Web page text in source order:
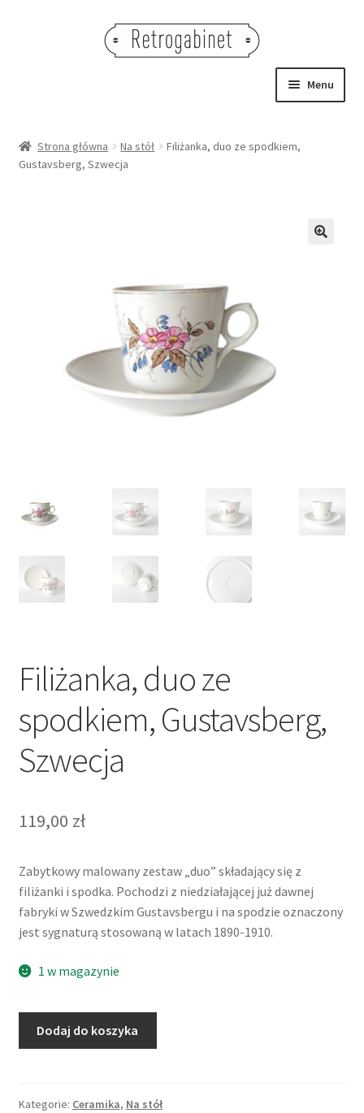
Menu
OBRAZY
Strona główna Na stół
Filiżanka, duo ze spodkiem,
Gustavsberg, Szwecja
Filiżanka, duo ze
spodkiem, Gustavsberg,
Szwecja
119,00 zł
Zabytkowy malowany zestaw „duo” składający się z
filiżanki i spodka. Pochodzi z niedziałającej już dawnej
fabryki w Szwedzkim Gustavsbergu i na spodzie oznaczony
jest sygnaturą stosowaną w latach 1890-1910.
1 w magazynie
Filiżanka,
spodkiem,
Dodaj do koszyka
Kategorie: Ceramika, Na stół